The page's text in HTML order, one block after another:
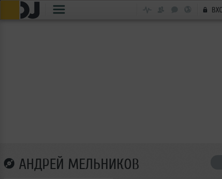
АНДРЕЙ МЕЛЬНИКОВ